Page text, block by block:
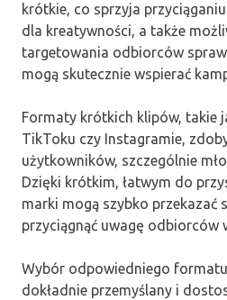
krótkie, co sprzyja
dla kreatywności, a także
targetowania odbiorców
mogą skutecznie wspierać
Formaty krótkich klipów, takie
TikToku czy Instagramie,
użytkowników, szczególnie
Dzięki krótkim, łatwym do
marki mogą szybko przekazać
przyciągnąć uwagę odbiorców
Wybór odpowiedniego
dokładnie przemyślany i